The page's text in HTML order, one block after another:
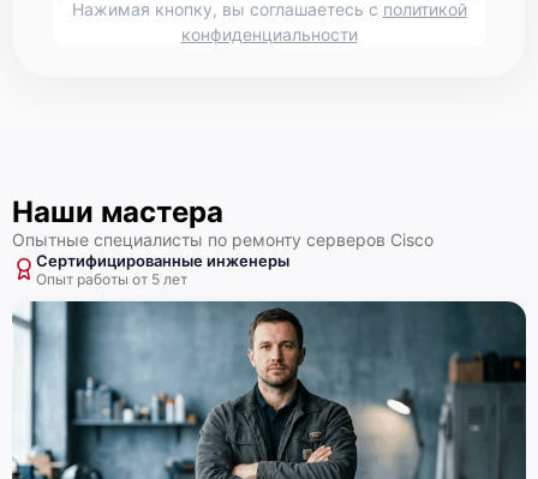
Cisco UCS C200 M1
Cisco UCS C125 M5
Нажимая кнопку, вы соглашаетесь с политикой
конфиденциальности
Наши мастера
Опытные специалисты по ремонту серверов Cisco
Сертифицированные инженеры
Опыт работы от 5 лет